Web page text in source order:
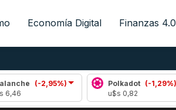
Economía Digital Finanzas 4.0
2,95%)
Polkadot
(-1,29%)